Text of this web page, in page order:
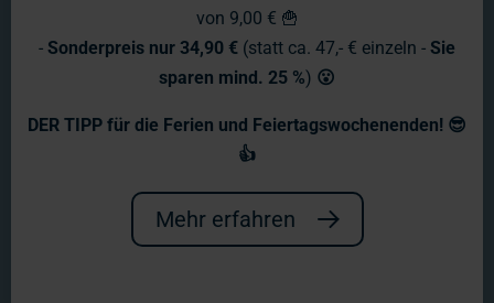
von 9,00 € 🍟
- Sonderpreis nur 34,90 € (statt ca. 47,- € einzeln - Sie
sparen mind. 25 %) 😮
DER TIPP für die Ferien und Feiertagswochenenden! 😎
👍
Mehr erfahren